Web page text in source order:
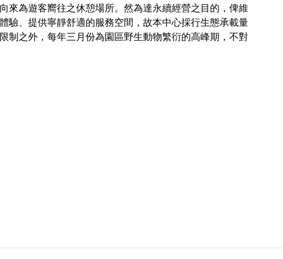
來為遊客嚮往之休憩場所。然為達永續經營之目的，俾維
驗、提供寧靜舒適的服務空間，故本中心採行生態承載量
制之外，每年三月份為園區野生動物繁衍的高峰期，不對